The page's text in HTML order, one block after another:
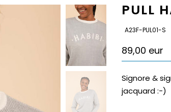
PULL
SKU:
A23F-PUL01-S
89,00 eur
Signore &
jacquard :-)